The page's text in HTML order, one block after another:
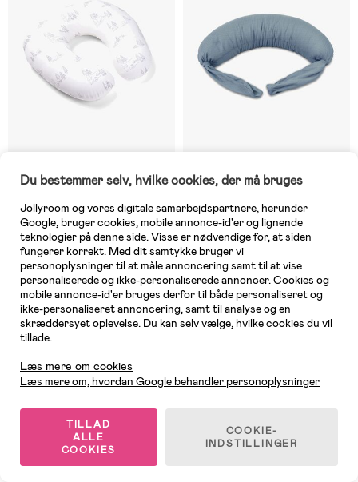
3 TILBAGE
(50)
Doomoo Ammepude Softy, Skov
479 kr
4 TILBAGE
(3)FILIBABBA Graviditets- &
Ammepude Juno, Powder Blue
559 kr
-7%
Du bestemmer selv, hvilke cookies, der må bruges
Jollyroom og vores digitale samarbejdspartnere, herunder
Google, bruger cookies, mobile annonce-id'er og lignende
teknologier på denne side. Visse er nødvendige for, at siden
fungerer korrekt. Med dit samtykke bruger vi
personoplysninger til at måle annoncering samt til at vise
personaliserede og ikke-personaliserede annoncer. Cookies og
mobile annonce-id'er bruges derfor til både personaliseret og
ikke-personaliseret annoncering, samt til analyse og en
skræddersyet oplevelse. Du kan selv vælge, hvilke cookies du vil
tillade.
Læs mere om cookies
Læs mere om, hvordan Google behandler personoplysninger
TILLAD
ALLE
COOKIES
COOKIE-
INDSTILLINGER